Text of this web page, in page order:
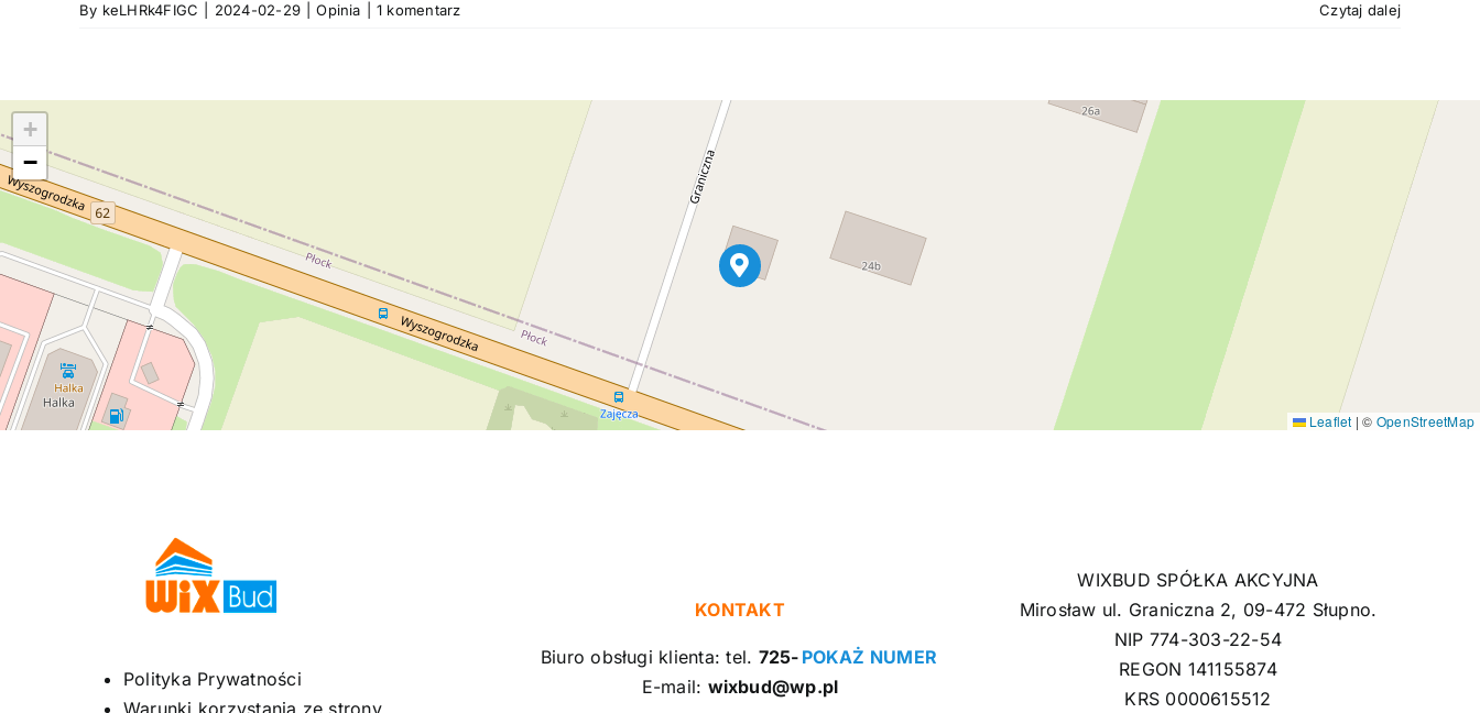
By keLHRk4FIGC 2024-02-29 Opinia 1 komentarz Czytaj dalej
+
−
Leaflet | © OpenStreetMap
Polityka Prywatności
KONTAKT
Biuro obsługi klienta: tel. 725- POKAŻ NUMER
E-mail: wixbud@wp.pl
WIXBUD SPÓŁKA AKCYJNA
Mirosław ul. Graniczna 2, 09-472 Słupno.
NIP 774-303-22-54
REGON 141155874
KRS 0000615512